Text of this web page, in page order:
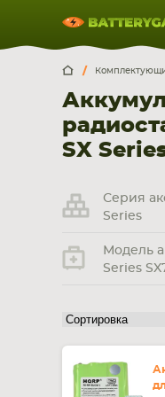
Москва
г. Москва, ул.
5 мин. ходьбы от
+7 495
9:00-21:00
смартфона, планшета
SX
Серия
Series
Модель
Series